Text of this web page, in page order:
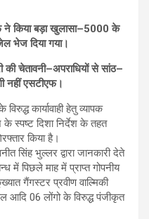
ने किया बड़ा खुलासा–5000 के
भेज दिया गया।
चेतावनी–अपराधियों से सांठ–
नहीं एसटीएफ।
कार्यावाही हेतु व्यापक
के स्पष्ट दिशा निर्देश के तहत
किया है।
सिंह भुल्लर द्वारा जानकारी देते
में पिछले माह में प्राप्त गोपनीय
गैंगस्टर प्रवीण वाल्मिकी
आदि 06 लोंगो के विरुद्ध पंजीकृत